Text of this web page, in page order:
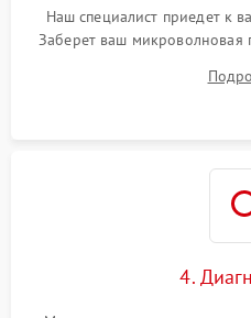
Наш специалист приедет к
Заберет ваш микроволновая
4.